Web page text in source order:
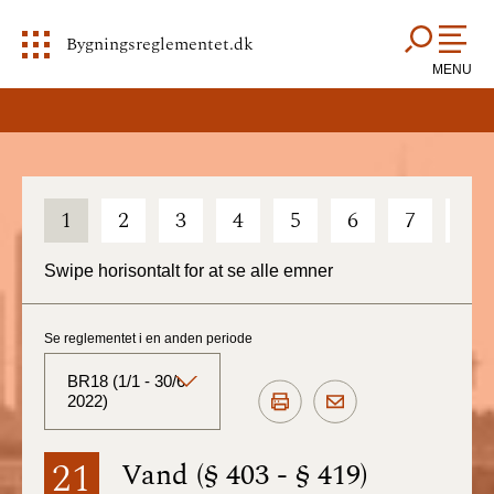
Bygningsreglementet.dk
MENU
1 2 3 4 5 6 7
Swipe horisontalt for at se alle emner
21 Vand (§ 403 - § 419)
Se reglementet i en anden periode
BR18 (1/1 - 30/6
2022)
BR18 (Aktuelt)